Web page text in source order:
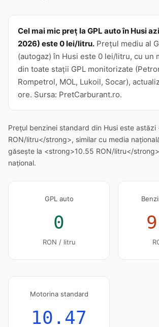
Cel mai mic preț la GPL auto în Husi
2026) este 0 lei/litru. Prețul mediu al
(autogaz) în Husi este 0 lei/litru, cu un
din toate stații GPL monitorizate
Rompetrol, MOL, Lukoil, Socar),
ore. Sursa: PretCarburant.ro.
Prețul benzinei standard din Husi este
RON/litru</strong>, similar cu media
găsește la <strong>10.55 RON/litru</
național.
GPL auto
0
RON / litru
Motorina standard
10.47